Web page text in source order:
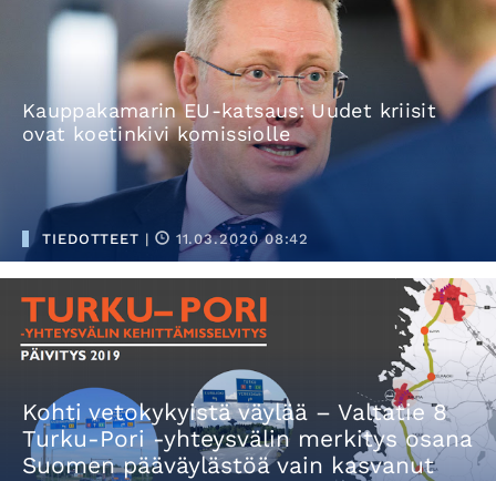
Kauppakamarin EU-katsaus: Uudet kriisit
ovat koetinkivi komissiolle
TIEDOTTEET | 11.03.2020 08:42
Kohti vetokykyistä väylää – Valtatie 8
Turku-Pori -yhteysvälin merkitys osana
Suomen pääväylästöä vain kasvanut